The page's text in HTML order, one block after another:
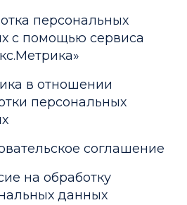
персональных
с помощью сервиса
в отношении
персональных
соглашение
на обработку
данных